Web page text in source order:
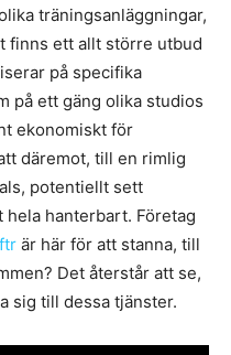
träningsanläggningar,
finns ett allt större utbud
på specifika
på ett gäng olika studios
ekonomiskt för
däremot, till en rimlig
potentiellt sett
hanterbart. Företag
är här för att stanna, till
Det återstår att se,
sig till dessa tjänster.